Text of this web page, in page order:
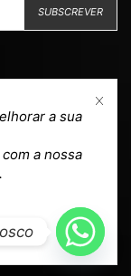
reservados.
a sua
a nossa
.